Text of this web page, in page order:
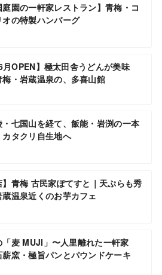
庭園の一軒家レストラン】青梅・コ
オの特製ハンバーグ
月OPEN】極太田舎うどんが美味
梅・岩蔵温泉の、多喜山館
・七国山を経て、飯能・岩渕の一本
カタクリ自生地へ
】青梅 古民家ぽてすと｜天ぷらも秀
蔵温泉近くのお芋カフェ
「麦 MUJI」〜人里離れた一軒家
薪窯・極旨パンとパウンドケーキ